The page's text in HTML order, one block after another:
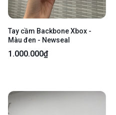
Tay cầm Backbone Xbox -
Màu đen - Newseal
1.000.000₫